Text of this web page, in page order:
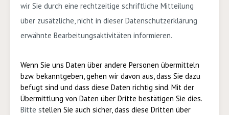
wir Sie durch eine rechtzeitige schriftliche Mitteilung
über zusätzliche, nicht in dieser Datenschutzerklärung
erwähnte Bearbeitungsaktivitäten informieren.
Wenn Sie uns Daten über andere Personen übermitteln
bzw. bekanntgeben, gehen wir davon aus, dass Sie dazu
befugt sind und dass diese Daten richtig sind. Mit der
Übermittlung von Daten über Dritte bestätigen Sie dies.
Bitte stellen Sie auch sicher, dass diese Dritten über